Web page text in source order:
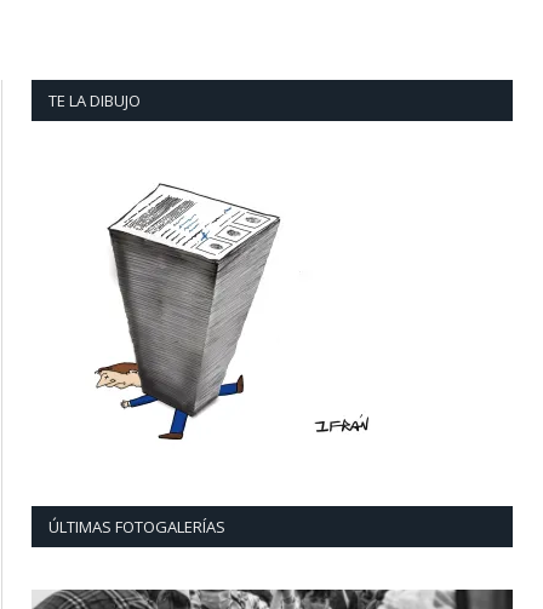
TE LA DIBUJO
ÚLTIMAS FOTOGALERÍAS